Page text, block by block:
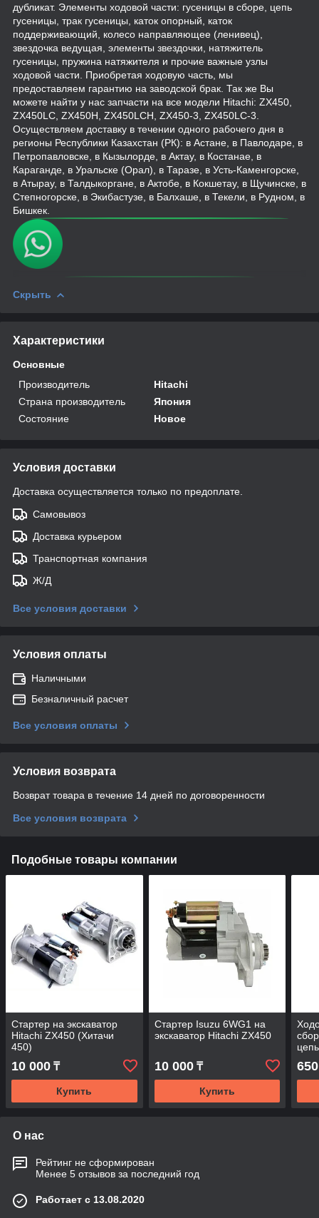
дубликат. Элементы ходовой части: гусеницы в сборе, цепь
гусеницы, трак гусеницы, каток опорный, каток
поддерживающий, колесо направляющее (ленивец),
звездочка ведущая, элементы звездочки, натяжитель
гусеницы, пружина натяжителя и прочие важные узлы
ходовой части. Приобретая ходовую часть, мы
предоставляем гарантию на заводской брак. Так же Вы
можете найти у нас запчасти на все модели Hitachi: ZX450,
ZX450LC, ZX450H, ZX450LCH, ZX450-3, ZX450LC-3.
Осуществляем доставку в течении одного рабочего дня в
регионы Республики Казахстан (РК): в Астане, в Павлодаре, в
Петропавловске, в Кызылорде, в Актау, в Костанае, в
Караганде, в Уральске (Орал), в Таразе, в Усть-Каменгорске,
в Атырау, в Талдыкоргане, в Актобе, в Кокшетау, в Щучинске, в
Степногорске, в Экибастузе, в Балхаше, в Текели, в Рудном, в
Бишкек.
Скрыть
Характеристики
Основные
Производитель
Hitachi
Страна производитель
Япония
Состояние
Новое
Условия доставки
Доставка осуществляется только по предоплате.
Самовывоз
Доставка курьером
Транспортная компания
Ж/Д
Все условия доставки
Условия оплаты
Наличными
Безналичный расчет
Все условия оплаты
Условия возврата
Возврат товара в течение 14 дней по договоренности
Все условия возврата
Подобные товары компании
Стартер на экскаватор
Hitachi ZX450 (Хитачи
450)
10 000 ₸
Купить
Стартер Isuzu 6WG1 на
экскаватор Hitachi ZX450
10 000₸
Купить
О нас
Рейтинг не сформирован
Менее 5 отзывов за последний год
Работает с 13.08.2020